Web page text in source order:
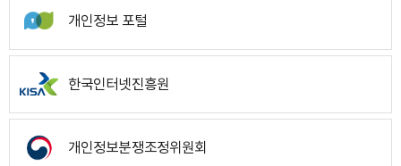
개인정보 포털
한국인터넷진흥원
개인정보분쟁조정위원회